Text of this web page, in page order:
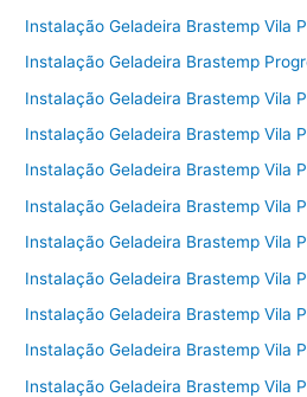
Instalação Geladeira Brastemp Vila
Instalação Geladeira Brastemp
Instalação Geladeira Brastemp Vila
Instalação Geladeira Brastemp Vila
Instalação Geladeira Brastemp Vila
Instalação Geladeira Brastemp Vila
Instalação Geladeira Brastemp Vila
Instalação Geladeira Brastemp Vila
Instalação Geladeira Brastemp Vila
Instalação Geladeira Brastemp Vila
Instalação Geladeira Brastemp Vila